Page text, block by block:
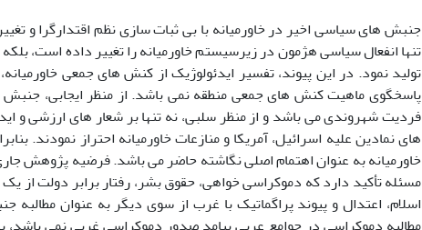
جنبش های سیاسی اخیر در خاورمیانه با بی ثبات سازی نظم اقتدارگرا و
تنها انفعال سیاسی هژمون در زیرسیستم خاورمیانه را تغییر داده است،
تولید نمود. در این پیوند، تفسیر ایدئولوژیک از کنش های جمعی
پاسخگوی ماهیت کنش های جمعی منطقه نمی باشد. از منظر ایجابی، جنبش
فردیت شهروندی می باشد و از منظر سلبی، نه تنها بر شعار های ارزشی و
های نمادین علیه اسرائیل، آمریکا و منازعات خاورمیانه احتراز نمودند.
خاورمیانه به عنوان اهتمام اصلی نگاشته حاضر می باشد. فرضیه پژوهش
مسئله تأکید دارد که دموکراسی خواهی، حقوق بشر، رفتار برابر دولت از
اسلام، اعتدال و پیوند پراگماتیک با غرب از سوی دیگر به عنوان